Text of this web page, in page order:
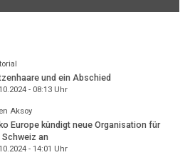
und ein Abschied
- 08:13Uhr
Aksoy
Europe kündigt neue Organisation für
Schweiz an
- 14:01 Uhr